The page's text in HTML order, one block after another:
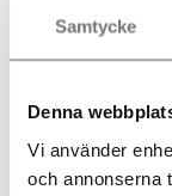
Samtycke
Denna
Vi använder
och annonserna